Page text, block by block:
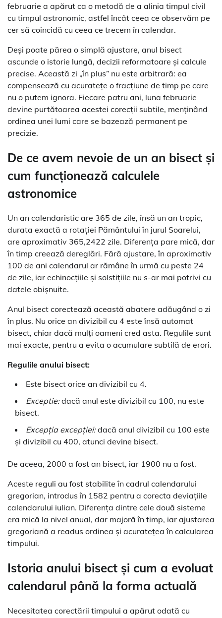
februarie a apărut ca o metodă de a alinia timpul civil
cu timpul astronomic, astfel încât ceea ce observăm pe
cer să coincidă cu ceea ce trecem în calendar.
Deși poate părea o simplă ajustare, anul bisect
ascunde o istorie lungă, decizii reformatoare și calcule
precise. Această zi „în plus” nu este arbitrară: ea
compensează cu acuratețe o fracțiune de timp pe care
nu o putem ignora. Fiecare patru ani, luna februarie
devine purtătoarea acestei corecții subtile, menținând
ordinea unei lumi care se bazează permanent pe
precizie.
De ce avem nevoie de un an bisect și
cum funcționează calculele
astronomice
Un an calendaristic are 365 de zile, însă un an tropic,
durata exactă a rotației Pământului în jurul Soarelui,
are aproximativ 365,2422 zile. Diferența pare mică, dar
în timp creează dereglări. Fără ajustare, în aproximativ
100 de ani calendarul ar rămâne în urmă cu peste 24
de zile, iar echinocțiile și solstițiile nu s-ar mai potrivi cu
datele obișnuite.
Anul bisect corectează această abatere adăugând o zi
în plus. Nu orice an divizibil cu 4 este însă automat
bisect, chiar dacă mulți oameni cred asta. Regulile sunt
mai exacte, pentru a evita o acumulare subtilă de erori.
Regulile anului bisect:
Este bisect orice an divizibil cu 4.
Exceptie:dacă anul este divizibil cu 100, nu este
bisect.
Excepția excepției:dacă anul divizibil cu 100 este
și divizibil cu 400, atunci devine bisect.
De aceea, 2000 a fost an bisect, iar 1900 nu a fost.
Aceste reguli au fost stabilite în cadrul calendarului
gregorian, introdus în 1582 pentru a corecta deviațiile
calendarului iulian. Diferența dintre cele două sisteme
era mică la nivel anual, dar majoră în timp, iar ajustarea
gregoriană a readus ordinea și acuratețea în calcularea
timpului.
Istoria anului bisect și cum a evoluat
calendarul până la forma actuală
Necesitatea corectării timpului a apărut odată cu